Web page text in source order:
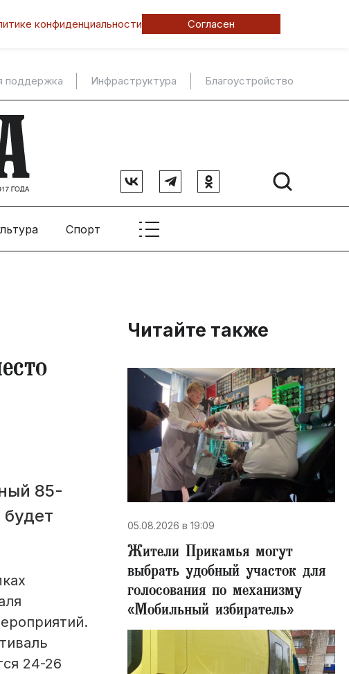
конфиденциальности Согласен
поддержка Инфраструктура Благоустройство
Спорт
85-
24-26
Читайте также
05.08.2026 в 19:09
Жители Прикамья могут
выбрать удобный участок для
голосования по механизму
«Мобильный избиратель»